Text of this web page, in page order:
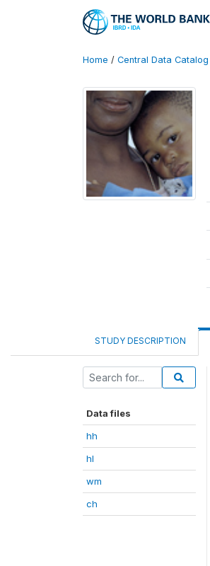
Home / Central Data Catalog
STUDY DESCRIPTION
Data files
hh
hl
wm
ch